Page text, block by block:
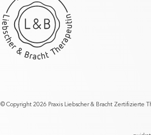
© Copyright 2026 Praxis Liebscher & Bracht Zertifizierte